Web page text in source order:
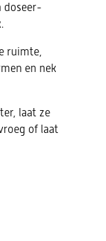
doseer­
ruimte,
en nek
laat ze
of laat